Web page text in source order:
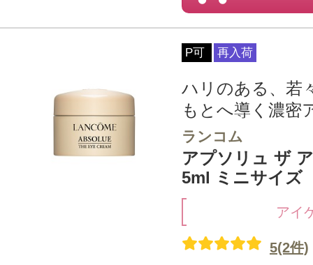
P可 再入荷
ハリのある、若
もとへ導く濃密
ランコム
アプソリュ ザ
5ml ミニサイズ
アイ
5(2件)